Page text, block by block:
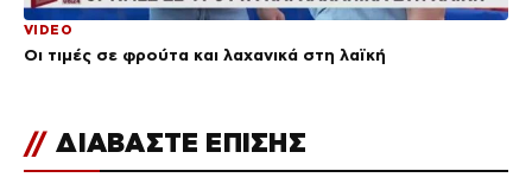
VIDEO
Οι τιμές σε φρούτα και λαχανικά στη λαϊκή
// ΔΙΑΒΑΣΤΕ ΕΠΙΣΗΣ